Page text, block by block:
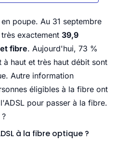
poupe. Au 31 septembre
exactement 39,9
fibre. Aujourd'hui, 73 %
à haut et très haut débit sont
Autre information
éligibles à la fibre ont
pour passer à la fibre.
à la fibre optique ?